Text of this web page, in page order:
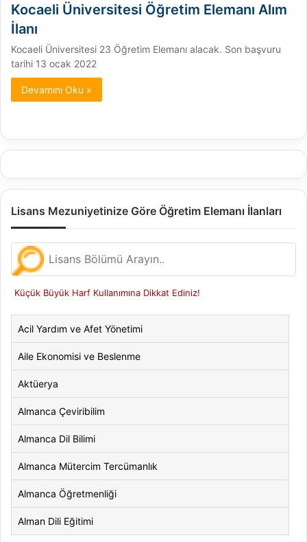
Kocaeli Üniversitesi Öğretim Elemanı Alım
İlanı
Kocaeli Üniversitesi 23 Öğretim Elemanı alacak. Son başvuru
tarihi 13 ocak 2022
Devamını Oku »
Lisans Mezuniyetinize Göre Öğretim Elemanı İlanları
Küçük Büyük Harf Kullanımına Dikkat Ediniz!
Acil Yardım ve Afet Yönetimi
Aile Ekonomisi ve Beslenme
Aktüerya
Almanca Çeviribilim
Almanca Dil Bilimi
Almanca Mütercim Tercümanlık
Almanca Öğretmenliği
Alman Dili Eğitimi